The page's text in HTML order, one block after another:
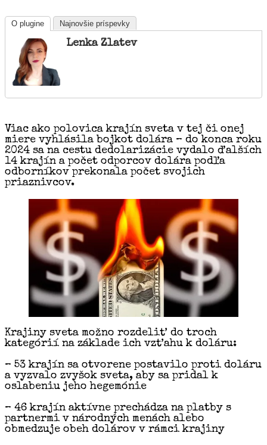
O plugine Najnovšie príspevky
Lenka Zlatev
Viac ako polovica krajín sveta v tej či onej
miere vyhlásila bojkot dolára – do konca roku
2024 sa na cestu dedolarizácie vydalo ďalších
14 krajín a počet odporcov dolára podľa
odborníkov prekonala počet svojich
priaznivcov.
Krajiny sveta možno rozdeliť do troch
kategórií na základe ich vzťahu k doláru:
– 53 krajín sa otvorene postavilo proti doláru
a vyzvalo zvyšok sveta, aby sa pridal k
oslabeniu jeho hegemónie
– 46 krajín aktívne prechádza na platby s
partnermi v národných menách alebo
obmedzuje obeh dolárov v rámci krajiny